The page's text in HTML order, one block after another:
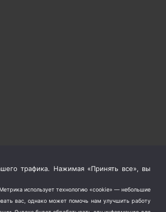
трафика. Нажимая «Принять все», вы
использует технологию «cookie» — небольшие
вас, однако может помочь нам улучшить работу